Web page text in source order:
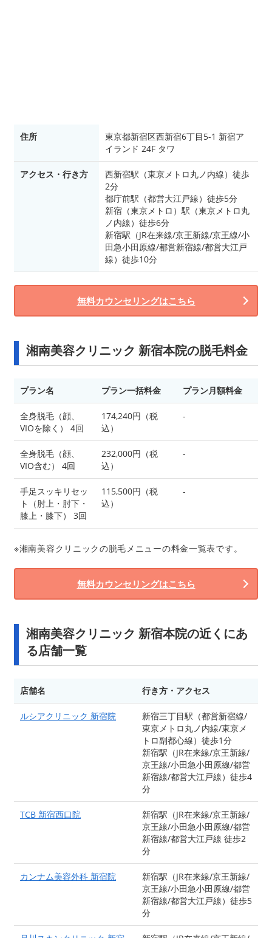
住所
東京都新宿区西新宿6丁目5-1 新宿ア
イランド 24F タワ
アクセス・行き方
西新宿駅（東京メトロ丸ノ内線）徒歩
2分
都庁前駅（都営大江戸線）徒歩5分
新宿（東京メトロ）駅（東京メトロ丸
ノ内線）徒歩6分
新宿駅（JR在来線/京王新線/京王線/小
田急小田原線/都営新宿線/都営大江戸
線）徒歩10分
無料カウンセリングはこちら
湘南美容クリニック 新宿本院の脱毛料金
プラン名 プラン一括料金 プラン月額料金
全身脱毛（顔、
VIOを除く） 4回
174,240円（税
込）
-
全身脱毛（顔、
VIO含む） 4回
232,000円（税
込）
-
手足スッキリセッ
ト（肘上・肘下・
膝上・膝下） 3回
115,500円（税
込）
-
※湘南美容クリニックの脱毛メニューの料金一覧表です。
無料カウンセリングはこちら
湘南美容クリニック 新宿本院の近くにあ
る店舗一覧
店舗名 行き方・アクセス
ルシアクリニック 新宿院
新宿三丁目駅（都営新宿線/
東京メトロ丸ノ内線/東京メ
トロ副都心線）徒歩1分
新宿駅（JR在来線/京王新線/
京王線/小田急小田原線/都営
新宿線/都営大江戸線）徒歩4
分
TCB 新宿西口院
新宿駅（JR在来線/京王新線/
京王線/小田急小田原線/都営
新宿線/都営大江戸線 徒歩2
分
カンナム美容外科 新宿院
新宿駅（JR在来線/京王新線/
京王線/小田急小田原線/都営
新宿線/都営大江戸線）徒歩5
分